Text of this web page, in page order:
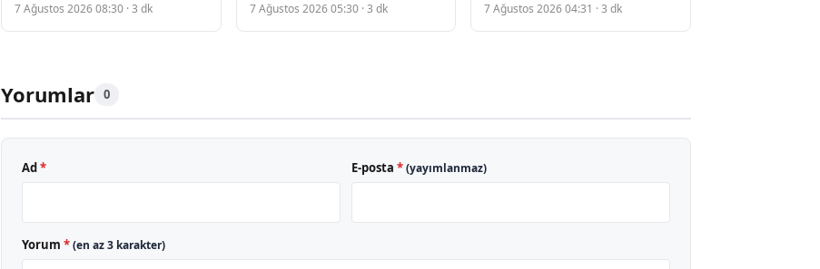
edildi
7 Ağustos 2026 08:30 · 3 dk 7 Ağustos 2026 05:30 · 3 dk 7 Ağustos 2026 04:31 · 3 dk
Yorumlar 0
Ad * E-posta *(yayımlanmaz)
Yorum *(en az 3 karakter)